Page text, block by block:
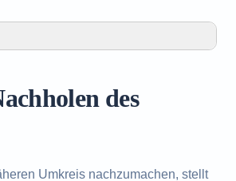
des
Umkreis nachzumachen, stellt